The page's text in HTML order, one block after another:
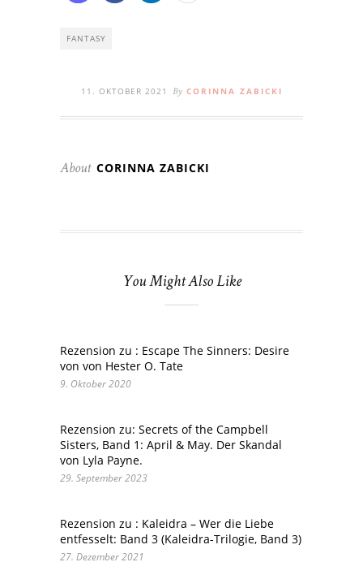
FANTASY
11. OKTOBER 2021 By CORINNA ZABICKI
About CORINNA ZABICKI
You Might Also Like
Rezension zu : Escape The Sinners: Desire
von von Hester O. Tate
9. Oktober 2020
Rezension zu: Secrets of the Campbell
Sisters, Band 1: April & May. Der Skandal
von Lyla Payne.
29. September 2023
Rezension zu : Kaleidra – Wer die Liebe
entfesselt: Band 3 (Kaleidra-Trilogie, Band 3)
27. Dezember 2021